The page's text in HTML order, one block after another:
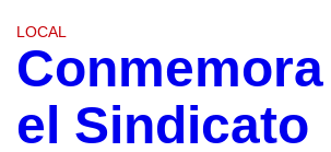
LOCAL
Conmemora
el Sindicato